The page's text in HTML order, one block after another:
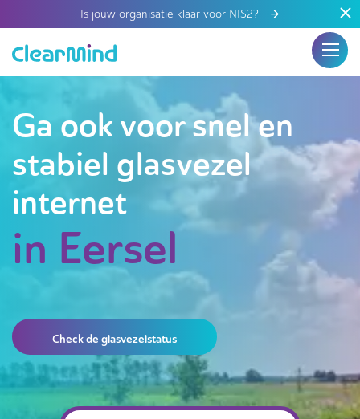
Is jouw organisatie klaar voor NIS2?
Ga ook voor snel en
stabiel glasvezel
internet
in Eersel
Check de glasvezelstatus